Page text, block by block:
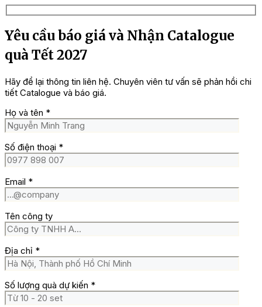
Yêu cầu báo giá và Nhận Catalogue
quà Tết 2027
Hãy để lại thông tin liên hệ. Chuyên viên tư vấn sẽ phản hồi chi
tiết Catalogue và báo giá.
Họ và tên *
Số điện thoại *
Email *
Tên công ty
Địa chỉ *
Số lượng quà dự kiến *